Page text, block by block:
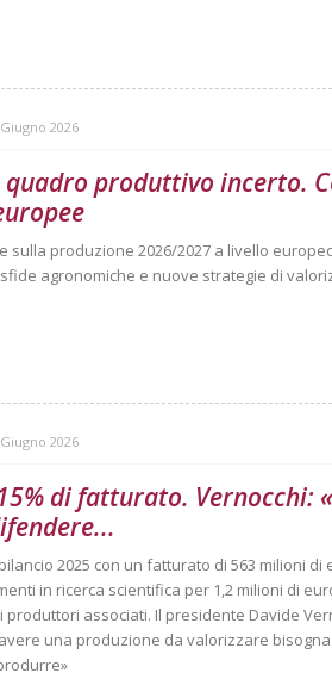
2026
produttivo incerto.
sulla produzione 2026/2027 a livello
agronomiche e nuove strategie di
2026
di fatturato. Vernocchi:
2025 con un fatturato di 563 milioni
in ricerca scientifica per 1,2 milioni di
associati. Il presidente Davide
una produzione da valorizzare